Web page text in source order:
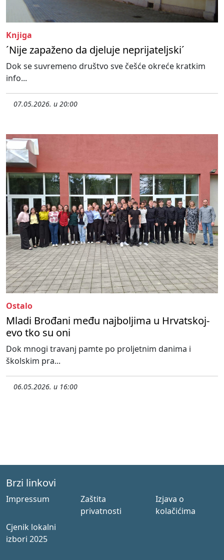
Knjiga
´Nije zapaženo da djeluje neprijateljski´
Dok se suvremeno društvo sve češće okreće kratkim
info...
07.05.2026. u 20:00
Ostalo
Mladi Brođani među najboljima u Hrvatskoj-
evo tko su oni
Dok mnogi travanj pamte po proljetnim danima i
školskim pra...
06.05.2026. u 16:00
Brzi linkovi
Impressum
Zaštita
privatnosti
Izjava o
kolačićima
Cjenik lokalni
izbori 2025